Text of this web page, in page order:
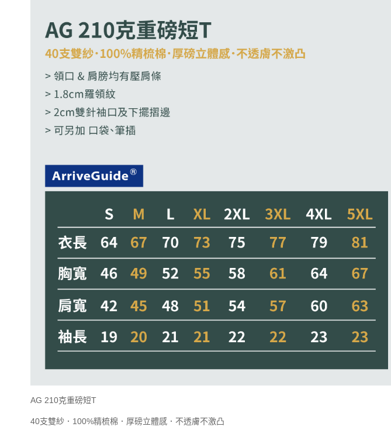
AG 210克重磅短T
40支雙紗．100%精梳棉．厚磅立體感．不透膚不激凸